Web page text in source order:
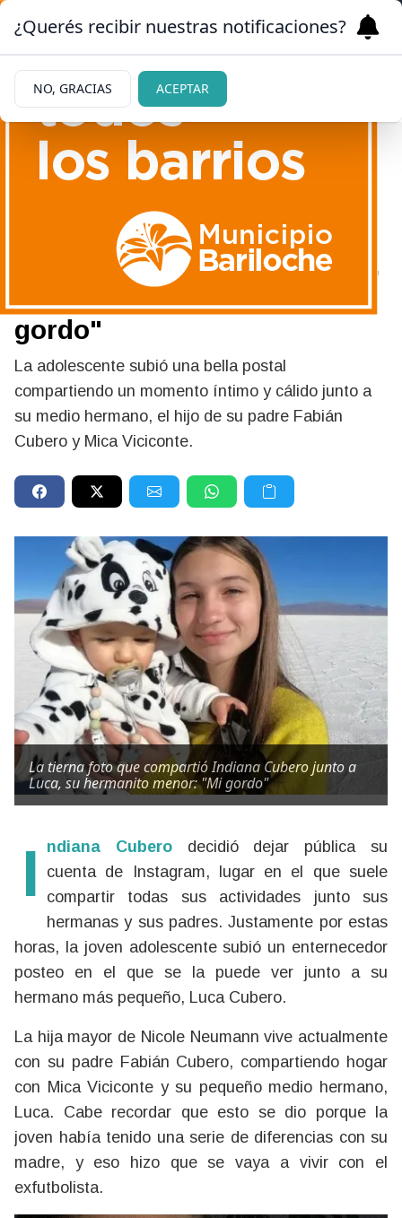
La tierna foto que compartió
Indiana Cubero junto a Luca,
su hermanito menor: "Mi
gordo"
La adolescente subió una bella postal
compartiendo un momento íntimo y cálido junto a
su medio hermano, el hijo de su padre Fabián
Cubero y Mica Viciconte.
La tierna foto que compartió Indiana Cubero junto a
Luca, su hermanito menor: "Mi gordo"
Indiana Cuberodecidió dejar pública su
cuenta de Instagram, lugar en el que suele
compartir todas sus actividades junto sus
hermanas y sus padres. Justamente por estas
horas, la joven adolescente subió un enternecedor
posteo en el que se la puede ver junto a su
hermano más pequeño, Luca Cubero.
La hija mayor de Nicole Neumann vive actualmente
con su padre Fabián Cubero, compartiendo hogar
con Mica Viciconte y su pequeño medio hermano,
Luca. Cabe recordar que esto se dio porque la
joven había tenido una serie de diferencias con su
madre, y eso hizo que se vaya a vivir con el
exfutbolista.
¿Querés recibir nuestras notificaciones?
NO, GRACIAS ACEPTAR